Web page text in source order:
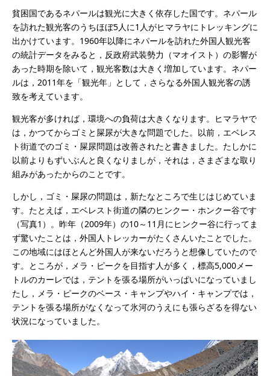
貧困国であるネパールは観光に大きく依存した国です。ネパール
を訪れた観光客のうちほぼ5人に1人がヒマラヤにトレッキングに
出かけています。1960年以降にネパールを訪れた外国人観光客
の統計データをみると，反政府武装勢力（マオイスト）の影響が
あった時期を除いて，観光客数は大きく増加しています。ネパー
ルは，2011年を「観光年」として，さらなる外国人観光客の誘
致を考えています。
観光客が多ければ，環境への負荷は大きくなります。ヒマラヤで
は，かつてからゴミと屎尿が大きな問題でした。以前，エベレス
ト街道でのゴミ・屎尿問題は改善されたと書きました。たしかに
以前よりもずいぶんと良くなりましが，それは，さまざまな取り
組みがあったからのことです。
しかし，ゴミ・屎尿の問題は，新たなところで生じはじめていま
す。たとえば，エベレスト街道の隣のヒンクー・ホンクー谷です
（写真1）。昨年（2009年）の10～11月にヒンクー谷に行ってま
ず驚いたことは，外国人トレッカーがたくさんいたことでした。
この地域にはほとんど外国人が来ないだろうと想像していたので
す。ところが，メラ・ピークを目指す人が多く，標高5,000メー
トルのカーレでは，テントを張る場所がいっぱいになっていまし
たし，メラ・ピークのベース・キャンプやハイ・キャンプでは，
テントを張る場所がなくなって氷河のうえにも張らざるを得ない
状況になっていました。